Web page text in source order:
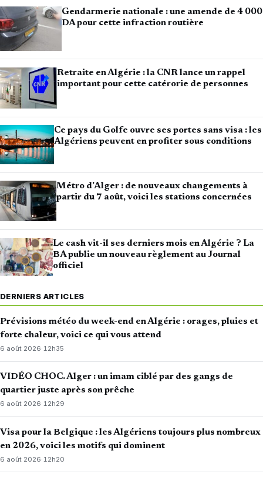
Gendarmerie nationale : une amende de 4 000
DA pour cette infraction routière
Retraite en Algérie : la CNR lance un rappel
important pour cette catérorie de personnes
Ce pays du Golfe ouvre ses portes sans visa : les
Algériens peuvent en profiter sous conditions
Métro d’Alger : de nouveaux changements à
partir du 7 août, voici les stations concernées
Le cash vit-il ses derniers mois en Algérie ? La
BA publie un nouveau règlement au Journal
officiel
DERNIERS ARTICLES
Prévisions météo du week-end en Algérie : orages, pluies et
forte chaleur, voici ce qui vous attend
6 août 2026·12h35
VIDÉO CHOC. Alger : un imam ciblé par des gangs de
quartier juste après son prêche
6 août 2026·12h29
Visa pour la Belgique : les Algériens toujours plus nombreux
en 2026, voici les motifs qui dominent
6 août 2026· 12h20